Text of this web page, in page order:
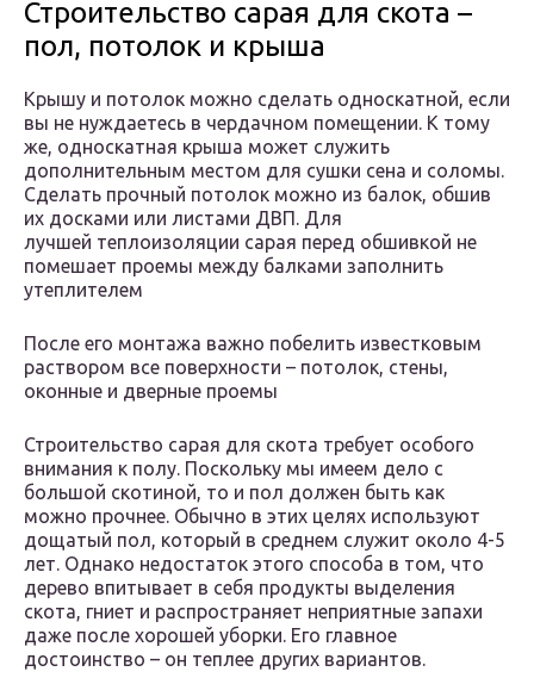
Строительство сарая для скота –
пол, потолок и крыша
Крышу и потолок можно сделать односкатной, если
вы не нуждаетесь в чердачном помещении. К тому
же, односкатная крыша может служить
дополнительным местом для сушки сена и соломы.
Сделать прочный потолок можно из балок, обшив
их досками или листами ДВП. Для
лучшей теплоизоляции сарая перед обшивкой не
помешает проемы между балками заполнить
утеплителем
После его монтажа важно побелить известковым
раствором все поверхности – потолок, стены,
оконные и дверные проемы
Строительство сарая для скота требует особого
внимания к полу. Поскольку мы имеем дело с
большой скотиной, то и пол должен быть как
можно прочнее. Обычно в этих целях используют
дощатый пол, который в среднем служит около 4-5
лет. Однако недостаток этого способа в том, что
дерево впитывает в себя продукты выделения
скота, гниет и распространяет неприятные запахи
даже после хорошей уборки. Его главное
достоинство – он теплее других вариантов.